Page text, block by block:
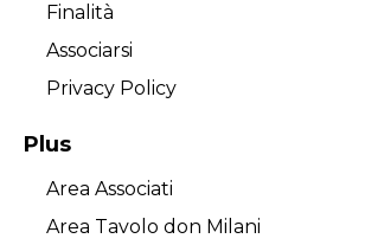
Finalità
Associarsi
Privacy Policy
Plus
Area Associati
Area Tavolo don Milani